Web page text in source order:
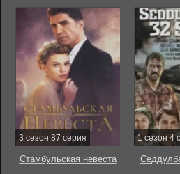
3 сезон 87 серия
Стамбульская невеста
1 сезон 4